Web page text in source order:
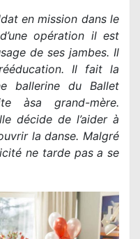
en mission dans le
opération il est
de ses jambes. Il
Il fait la
ballerine du Ballet
àsa grand-mère.
décide de l’aider à
la danse. Malgré
ne tarde pas a se